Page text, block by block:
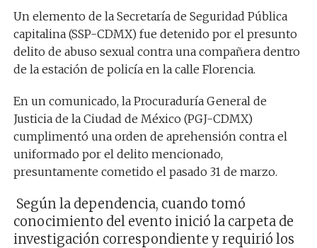
Un elemento de la Secretaría de Seguridad Pública
capitalina (SSP-CDMX) fue detenido por el presunto
delito de abuso sexual contra una compañera dentro
de la estación de policía en la calle Florencia.
En un comunicado, la Procuraduría General de
Justicia de la Ciudad de México (PGJ-CDMX)
cumplimentó una orden de aprehensión contra el
uniformado por el delito mencionado,
presuntamente cometido el pasado 31 de marzo.
Según la dependencia, cuando tomó
conocimiento del evento inició la carpeta de
investigación correspondiente y requirió los